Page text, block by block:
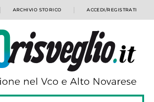
ARCHIVIO STORICO ACCEDI/REGISTRATI